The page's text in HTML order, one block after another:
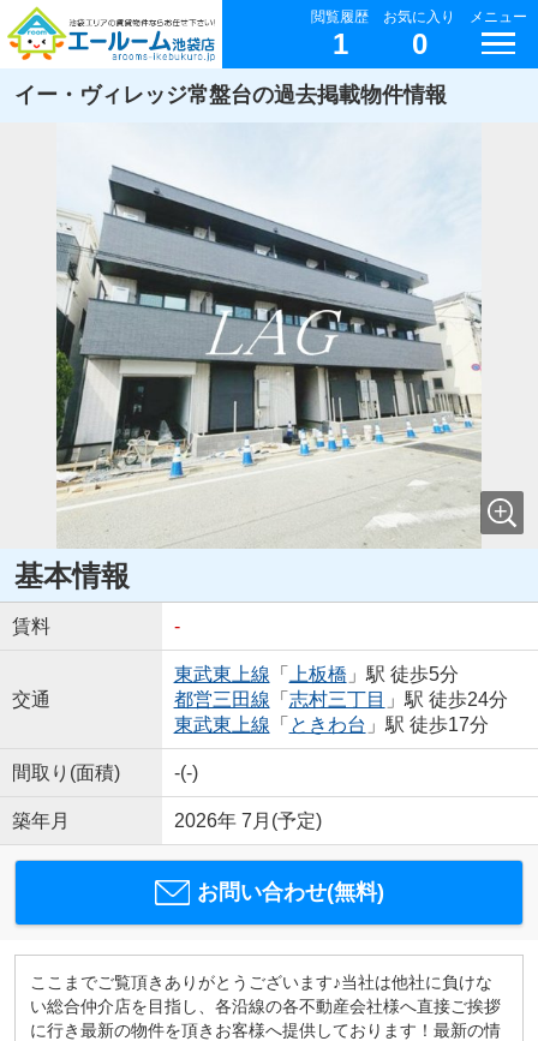
閲覧履歴
1
お気に入り
0
メニュー
イー・ヴィレッジ常盤台の過去掲載物件情報
基本情報
賃料 -
交通
東武東上線 「 上板橋 」駅 徒歩5分
都営三田線 「 志村三丁目 」駅 徒歩24分
東武東上線 「 ときわ台 」駅 徒歩17分
間取り(面積) -(-)
築年月 2026年 7月(予定)
お問い合わせ(無料)
ここまでご覧頂きありがとうございます♪当社は他社に負けな
い総合仲介店を目指し、各沿線の各不動産会社様へ直接ご挨拶
に行き最新の物件を頂きお客様へ提供しております！最新の情